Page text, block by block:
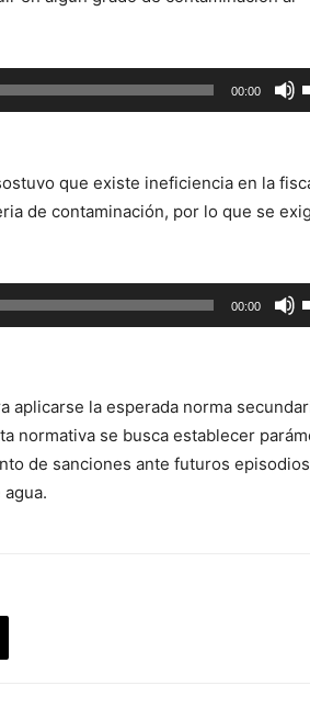
00:00
o
que existe ineficiencia en la
de contaminación, por lo que se
00:00
aplicarse la esperada norma
normativa se busca establecer
de sanciones ante futuros